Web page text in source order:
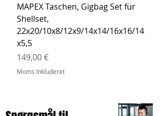
MAPEX Taschen, Gigbag Set für
Shellset,
22x20/10x8/12x9/14x14/16x16/14
x5,5
Pris
149,00 €
Moms Inkluderet
Pris